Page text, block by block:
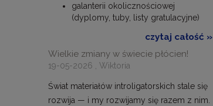
galanterii okolicznościowej
(dyplomy, tuby, listy gratulacyjne)
czytaj całość »
Wielkie zmiany w świecie płócien!
19-05-2026 , Wiktoria
Świat materiałów introligatorskich stale się
rozwija — i my rozwijamy się razem z nim.